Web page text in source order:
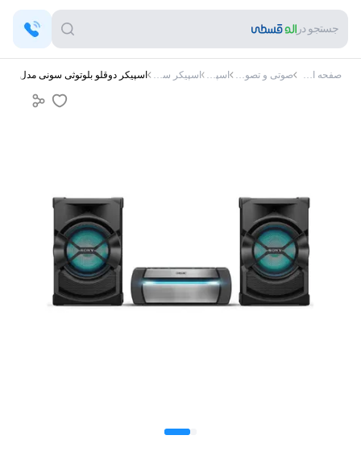
جستجو در
صفحه اصلی صوتی و تصویری اسپیکر اسپیکر سونی اسپیکر دوقلو بلوتوثی سونی مدل SHAKE-X30D درگاه USB،AUX، رقص نور، همراه آمپلی فایر